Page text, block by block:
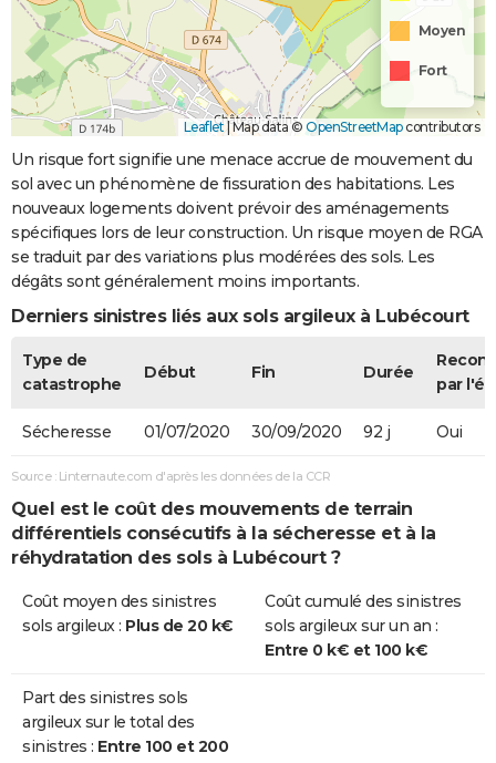
Moyen
Fort
Leaflet|Map data © OpenStreetMapcontributors
Un risque fort signifie une menace accrue de mouvement du
sol avec un phénomène de fissuration des habitations. Les
nouveaux logements doivent prévoir des aménagements
spécifiques lors de leur construction. Un risque moyen de RGA
se traduit par des variations plus modérées des sols. Les
dégâts sont généralement moins importants.
Derniers sinistres liés aux sols argileux à Lubécourt
Type de
catastrophe
Début Fin Durée
par
Sécheresse 01/07/2020 30/09/2020 92 j Oui
Source : Linternaute.com d'après les données de la CCR
Quel est le coût des mouvements de terrain
différentiels consécutifs à la sécheresse et à la
réhydratation des sols à Lubécourt ?
Coût moyen des sinistres
sols argileux : Plus de 20 k€
Coût cumulé des sinistres
sols argileux sur un an :
Entre 0 k€ et 100 k€
Part des sinistres sols
argileux sur le total des
sinistres : Entre 100 et 200